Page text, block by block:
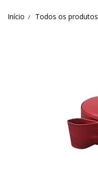
Início Todos os produtos